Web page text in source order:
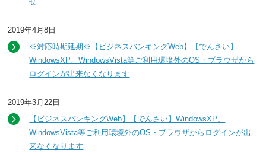
2019年4月8日
※対応時期延期※【ビジネスバンキングWeb】【でんさい】
WindowsXP、WindowsVista等ご利用環境外のOS・ブラウザから
ログインが出来なくなります
2019年3月22日
【ビジネスバンキングWeb】【でんさい】WindowsXP、
WindowsVista等ご利用環境外のOS・ブラウザからログインが出
来なくなります